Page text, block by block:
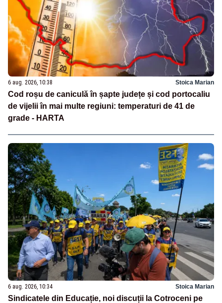
6 aug. 2026, 10:38 Stoica Marian
Cod roșu de caniculă în șapte județe și cod portocaliu
de vijelii în mai multe regiuni: temperaturi de 41 de
grade - HARTA
6 aug. 2026, 10:34 Stoica Marian
Sindicatele din Educație, noi discuții la Cotroceni pe